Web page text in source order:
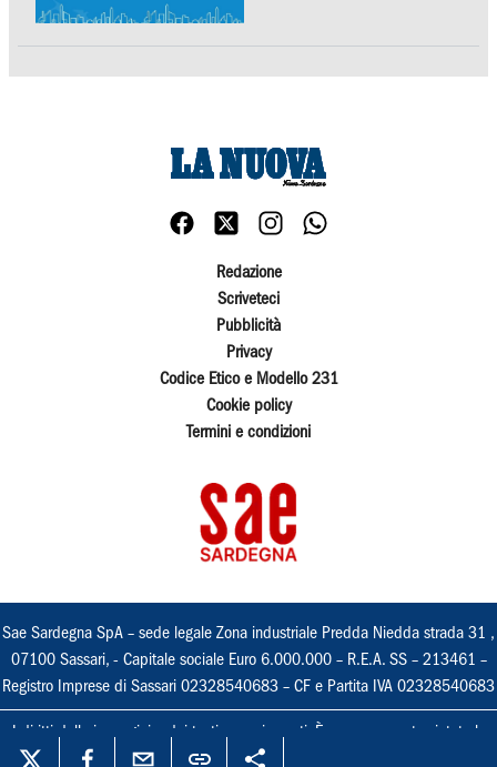
Redazione
Scriveteci
Pubblicità
Privacy
Codice Etico e Modello 231
Cookie policy
Termini e condizioni
Sae Sardegna SpA – sede legale Zona industriale Predda Niedda strada 31 ,
07100 Sassari, - Capitale sociale Euro 6.000.000 – R.E.A. SS – 213461 –
Registro Imprese di Sassari 02328540683 – CF e Partita IVA 02328540683
I diritti delle immagini e dei testi sono riservati. È espressamente vietata la
loro riproduzione con qualsiasi mezzo e l'adattamento totale o parziale.